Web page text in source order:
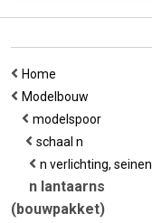
Home
Modelbouw
modelspoor
schaal n
n verlichting, seinen
n lantaarns
(bouwpakket)